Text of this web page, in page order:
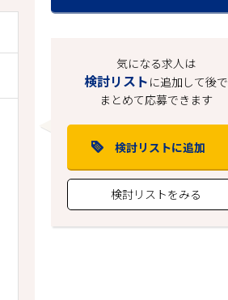
気になる求人は
検討リスト に追加して後で
まとめて応募できます
検討リストに追加
検討リストをみる